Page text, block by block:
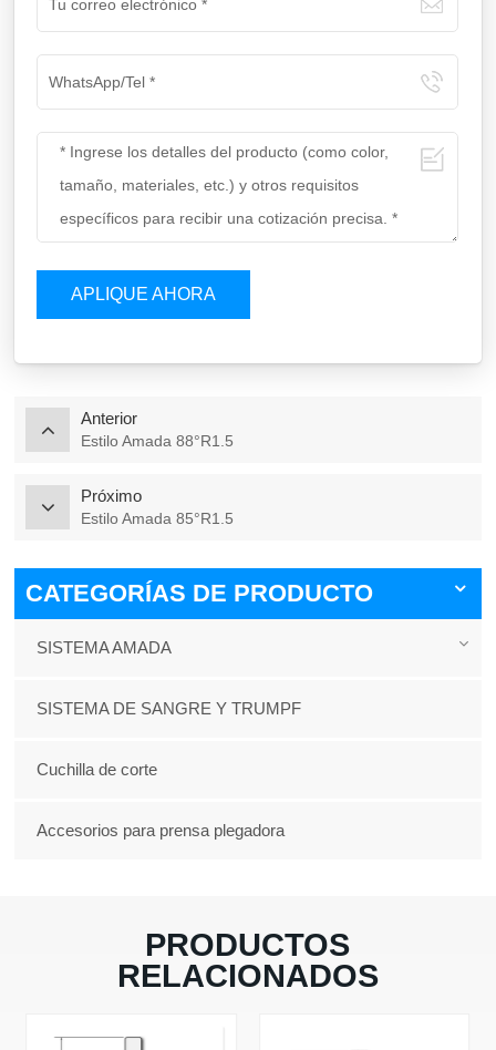
APLIQUE AHORA
Anterior
Estilo Amada 88°R1.5
Próximo
Estilo Amada 85°R1.5
CATEGORÍAS DE PRODUCTO
SISTEMA AMADA
SISTEMA DE SANGRE Y TRUMPF
Cuchilla de corte
Accesorios para prensa plegadora
PRODUCTOS
RELACIONADOS